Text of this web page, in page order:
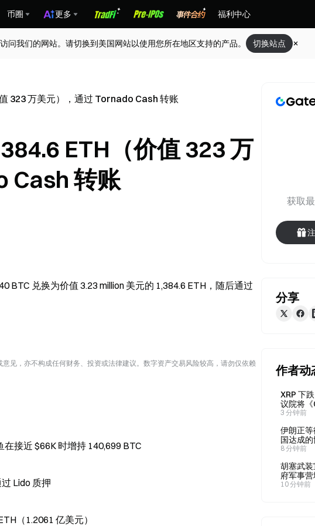
币圈 更多 福利中心
问我们的网站。请切换到美国网站以使用您所在地区支持的产品。 切换站点
323 万美元），通过 Tornado Cash 转账
ETH（价值 323 万
Cash 转账
BTC 兑换为价值 3.23 million 美元的 1,384.6 ETH，随后通过
见，亦不构成任何财务、投资或法律建议。数字资产交易风险较高，请勿仅依赖
接近 $66K 时增持 140,699 BTC
通过 Lido 质押
（1.2061 亿美元）
获取
分享
作者动
XRP 下
议院将
月
3 分钟前
伊朗正
国达成的
8 分钟前
胡塞武
府军事
10 分钟前